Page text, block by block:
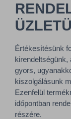
Értékesítésünk
kirendeltségünk,
gyors,
kiszolgálásunk
Ezenfelül
időpontban
részére.